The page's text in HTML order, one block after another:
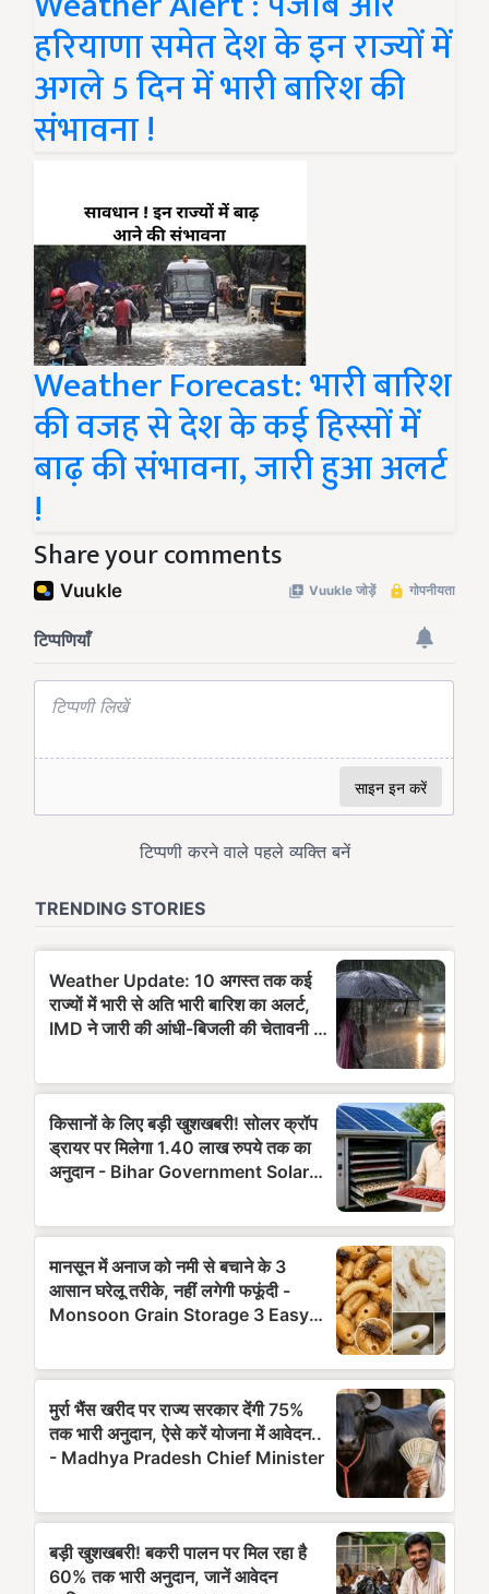
हरियाणा समेत देश के इन राज्यों में
अगले 5 दिन में भारी बारिश की
संभावना !
Weather Forecast: भारी बारिश
की वजह से देश के कई हिस्सों में
बाढ़ की संभावना, जारी हुआ अलर्ट
!
Share your comments